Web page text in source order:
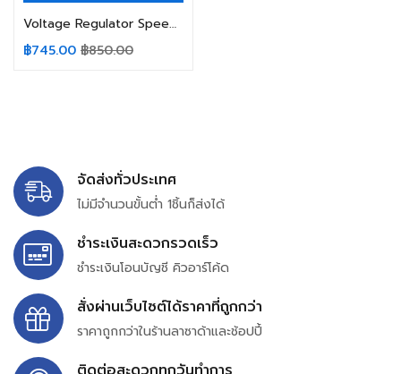
Voltage Regulator Speed Controller ST-BTA41-A 4000W 220VAC WENFU
฿745.00 ฿850.00
จัดส่งทั่วประเทศ
ไม่มีจำนวนขั้นต่ำ 1ชิ้นก็ส่งได้
ชำระเงินสะดวกรวดเร็ว
ชำระเงินโอนบัญชี คิวอาร์โค้ด
สั่งผ่านเว็บไซต์ได้ราคาที่ถูกกว่า
ราคาถูกกว่าในร้านลาซาด้าและช้อปปี้